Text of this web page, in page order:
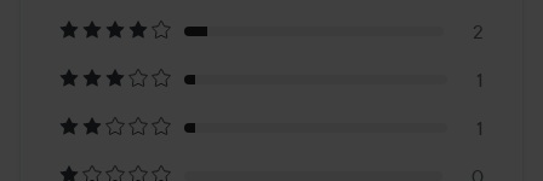
23
karakterer
2
1
1